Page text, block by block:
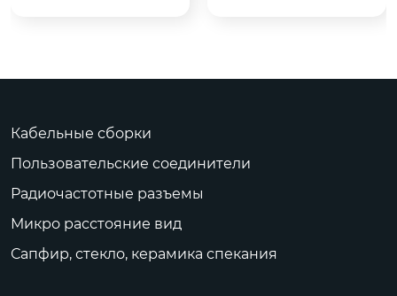
ратурного сплава;
Внутренний пров...
Кабельные сборки
Пользовательские соединители
Радиочастотные разъемы
Микро расстояние вид
Сапфир, стекло, керамика спекания